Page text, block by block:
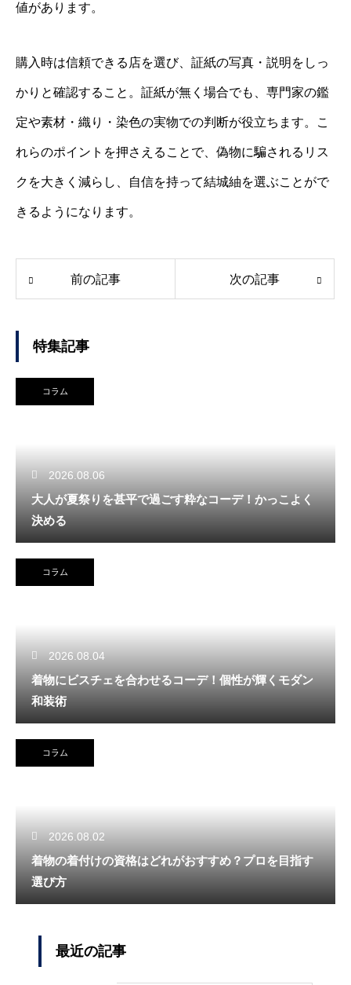
値があります。
購入時は信頼できる店を選び、証紙の写真・説明をしっ
かりと確認すること。証紙が無く場合でも、専門家の鑑
定や素材・織り・染色の実物での判断が役立ちます。こ
れらのポイントを押さえることで、偽物に騙されるリス
クを大きく減らし、自信を持って結城紬を選ぶことがで
きるようになります。
前の記事 次の記事
特集記事
コラム
2026.08.06
大人が夏祭りを甚平で過ごす粋なコーデ！かっこよく
決める
コラム
2026.08.04
着物にビスチェを合わせるコーデ！個性が輝くモダン
和装術
コラム
2026.08.02
着物の着付けの資格はどれがおすすめ？プロを目指す
選び方
最近の記事